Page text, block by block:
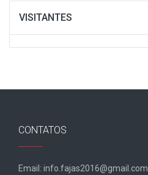
VISITANTES
CONTATOS
Email: info.fajas2016@gmail.com